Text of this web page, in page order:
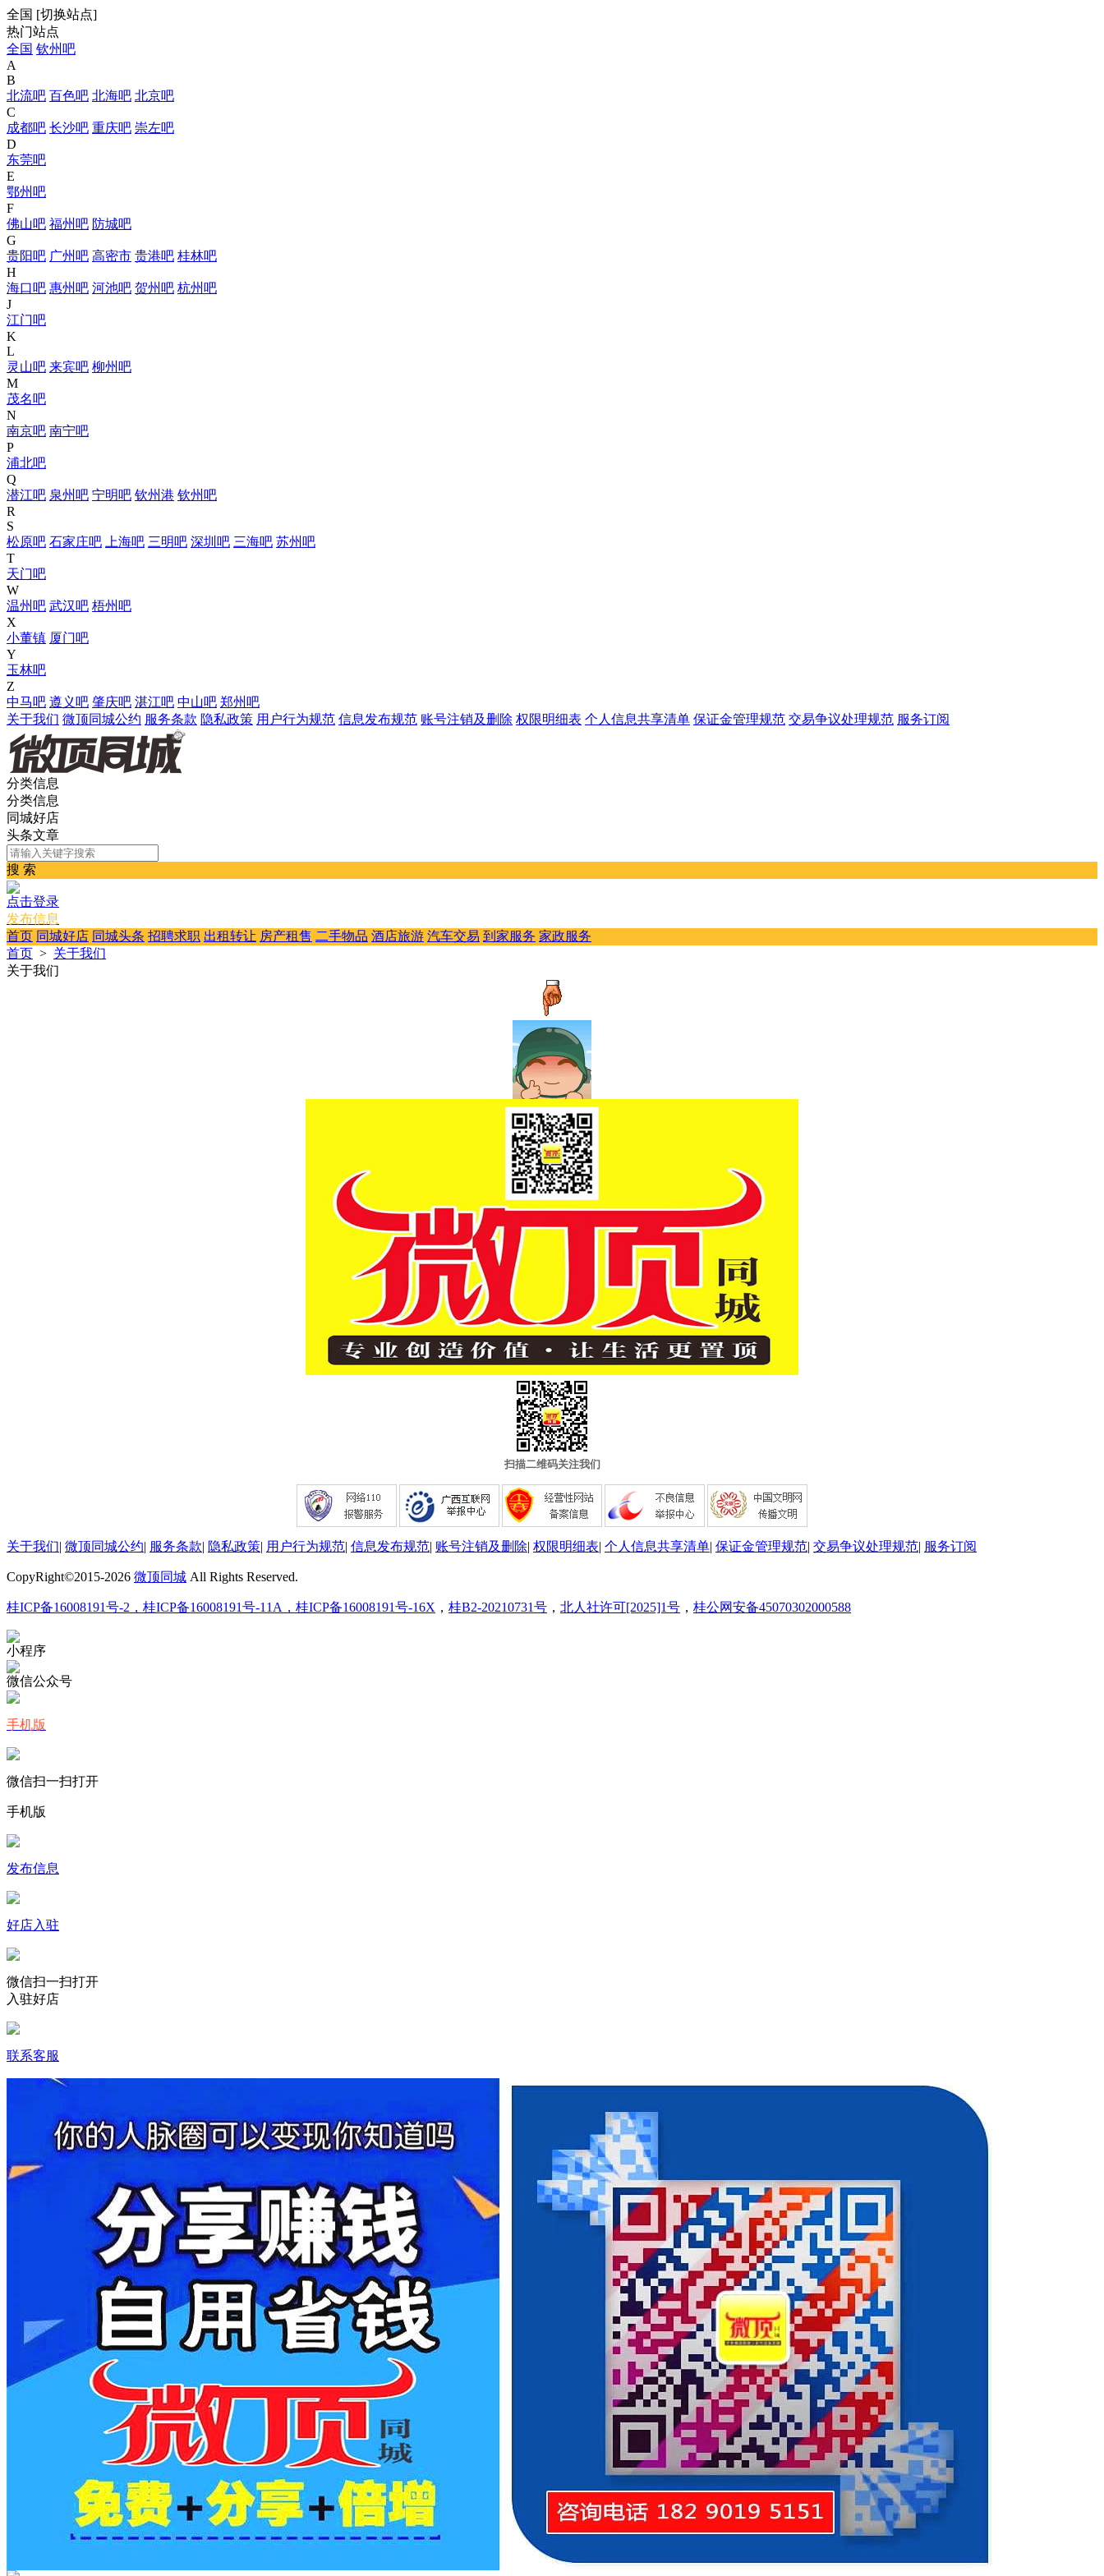
全国 [切换站点]
热门站点
全国 钦州吧
A
B
北流吧 百色吧 北海吧 北京吧
C
成都吧 长沙吧 重庆吧 崇左吧
D
东莞吧
E
鄂州吧
F
佛山吧 福州吧 防城吧
G
贵阳吧 广州吧 高密市 贵港吧 桂林吧
H
海口吧 惠州吧 河池吧 贺州吧 杭州吧
J
江门吧
K
L
灵山吧 来宾吧 柳州吧
M
茂名吧
N
南京吧 南宁吧
P
浦北吧
Q
潜江吧 泉州吧 宁明吧 钦州港 钦州吧
R
S
松原吧 石家庄吧 上海吧 三明吧 深圳吧 三海吧 苏州吧
T
天门吧
W
温州吧 武汉吧 梧州吧
X
小董镇 厦门吧
Y
玉林吧
Z
中马吧 遵义吧 肇庆吧 湛江吧 中山吧 郑州吧
关于我们 微顶同城公约 服务条款 隐私政策 用户行为规范 信息发布规范 账号注销及删除 权限明细表 个人信息共享清单 保证金管理规范 交易争议处理规范 服务订阅
分类信息
分类信息
同城好店
头条文章
搜 索
点击登录
发布信息
首页 同城好店 同城头条 招聘求职 出租转让 房产租售 二手物品 酒店旅游 汽车交易 到家服务 家政服务
首页 > 关于我们
关于我们
扫描二维码关注我们
关于我们| 微顶同城公约| 服务条款| 隐私政策| 用户行为规范| 信息发布规范| 账号注销及删除| 权限明细表| 个人信息共享清单| 保证金管理规范| 交易争议处理规范| 服务订阅
CopyRight©2015-2026 微顶同城 All Rights Reserved.
桂ICP备16008191号-2，桂ICP备16008191号-11A，桂ICP备16008191号-16X ， 桂B2-20210731号 ， 北人社许可[2025]1号 ， 桂公网安备45070302000588
小程序
微信公众号
手机版
微信扫一扫打开
手机版
发布信息
好店入驻
微信扫一扫打开
入驻好店
联系客服